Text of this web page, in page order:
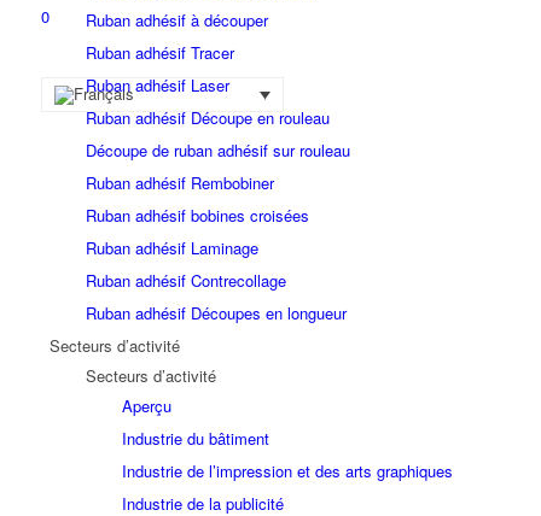
0
Ruban adhésif à découper
Ruban adhésif Tracer
Ruban adhésif Laser
Ruban adhésif Découpe en rouleau
Découpe de ruban adhésif sur rouleau
Ruban adhésif Rembobiner
Ruban adhésif bobines croisées
Ruban adhésif Laminage
Ruban adhésif Contrecollage
Ruban adhésif Découpes en longueur
Secteurs d’activité
Secteurs d’activité
Aperçu
Industrie du bâtiment
Industrie de l’impression et des arts graphiques
Industrie de la publicité